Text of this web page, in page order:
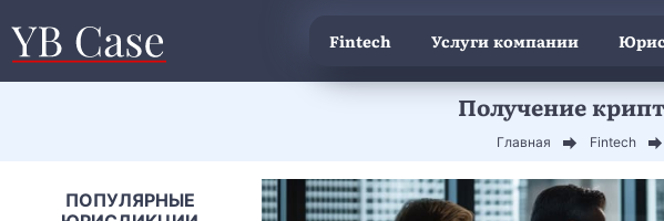
Fintech Услуги компании
Получение
Главная Fintech
ПОПУЛЯРНЫЕ